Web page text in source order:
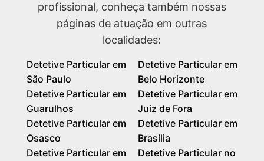
profissional, conheça também nossas
páginas de atuação em outras
localidades:
Detetive Particular em
São Paulo
Detetive Particular em
Guarulhos
Detetive Particular em
Osasco
Detetive Particular em
Detetive Particular em
Belo Horizonte
Detetive Particular em
Juiz de Fora
Detetive Particular em
Brasília
Detetive Particular no